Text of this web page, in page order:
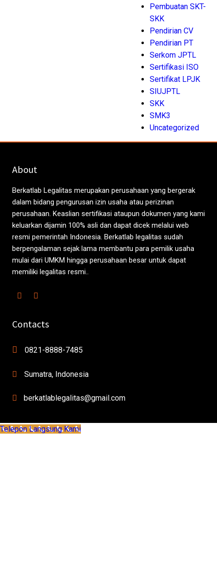
Pembuatan SKT-
SKK
Pendirian CV
Pendirian PT
Serkom JPTL
Sertifikasi ISO
Sertifikat LPJK
SIUJPTL
SKK
SMK3
Uncategorized
About
Berkatlab Legalitas merupakan perusahaan yang bergerak
dalam bidang pengurusan izin usaha atau perizinan
perusahaan. Keaslian sertifikasi ataupun dokumen yang kami
keluarkan dijamin 100% asli dan dapat dicek melalui web
resmi pemerintah Indonesia. Berkatlab legalitas sudah
berpengalaman sejak lama membantu para pemilik usaha
mulai dari UMKM hingga perusahaan besar untuk dapat
memiliki legalitas resmi..
Contacts
0821-8888-7485
Sumatra, Indonesia
berkatlablegalitas@gmail.com
Telepon Langsung Kami